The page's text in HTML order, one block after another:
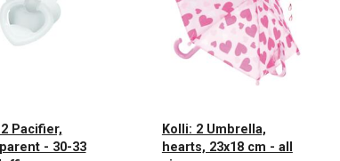
Pacifier,
- 30-33
Kolli: 2 Umbrella,
hearts, 23x18 cm - all